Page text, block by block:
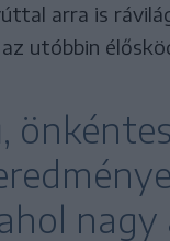
arra is
utóbbin
nagy